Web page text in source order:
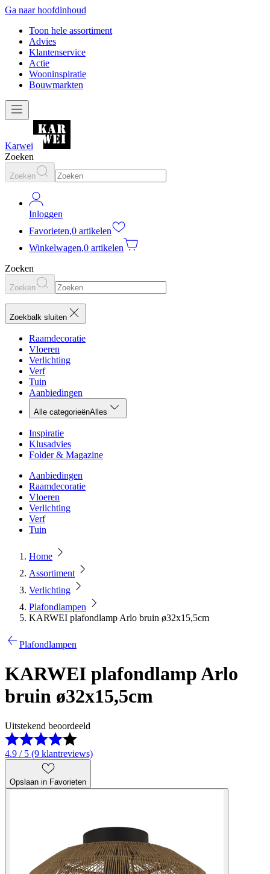
Ga naar hoofdinhoud
Toon hele assortiment
Advies
Klantenservice
Actie
Wooninspiratie
Bouwmarkten
Karwei
Zoeken
Zoeken
Inloggen
Favorieten,0 artikelen
Winkelwagen,0 artikelen
Zoeken
Zoeken
Zoekbalk sluiten
Raamdecoratie
Vloeren
Verlichting
Verf
Tuin
Aanbiedingen
Alle categorieënAlles
Inspiratie
Klusadvies
Folder & Magazine
Aanbiedingen
Raamdecoratie
Vloeren
Verlichting
Verf
Tuin
Home
Assortiment
Verlichting
Plafondlampen
KARWEI plafondlamp Arlo bruin ø32x15,5cm
Plafondlampen
KARWEI plafondlamp Arlo
bruin ø32x15,5cm
Uitstekend beoordeeld
4.9 / 5 (9 klantreviews)
Opslaan in Favorieten